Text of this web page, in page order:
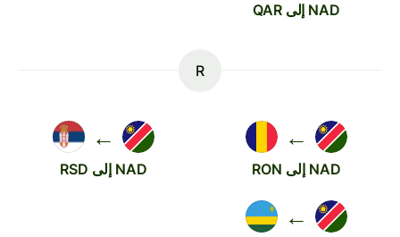
NAD إلى QAR
R
←
NAD إلى RON
←
NAD إلى RSD
←